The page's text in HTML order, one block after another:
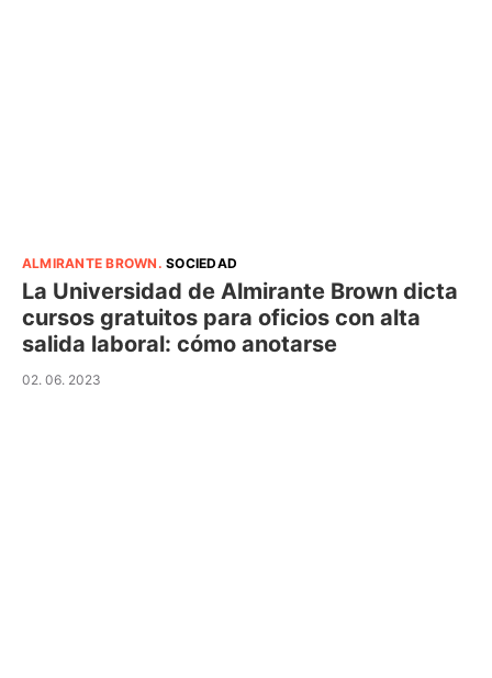
ALMIRANTE BROWN .SOCIEDAD
La Universidad de Almirante Brown dicta
cursos gratuitos para oficios con alta
salida laboral: cómo anotarse
02. 06. 2023